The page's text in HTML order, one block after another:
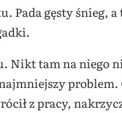
Pada gęsty
Nikt tam na niego
z pracy,